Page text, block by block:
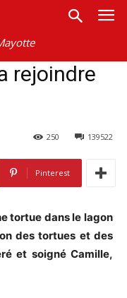
rejoindre
139522
250
Pinterest
tortue dans le lagon
des tortues et des
et soigné Camille,